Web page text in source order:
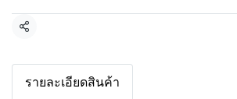
แชร์
รายละเอียดสินค้า